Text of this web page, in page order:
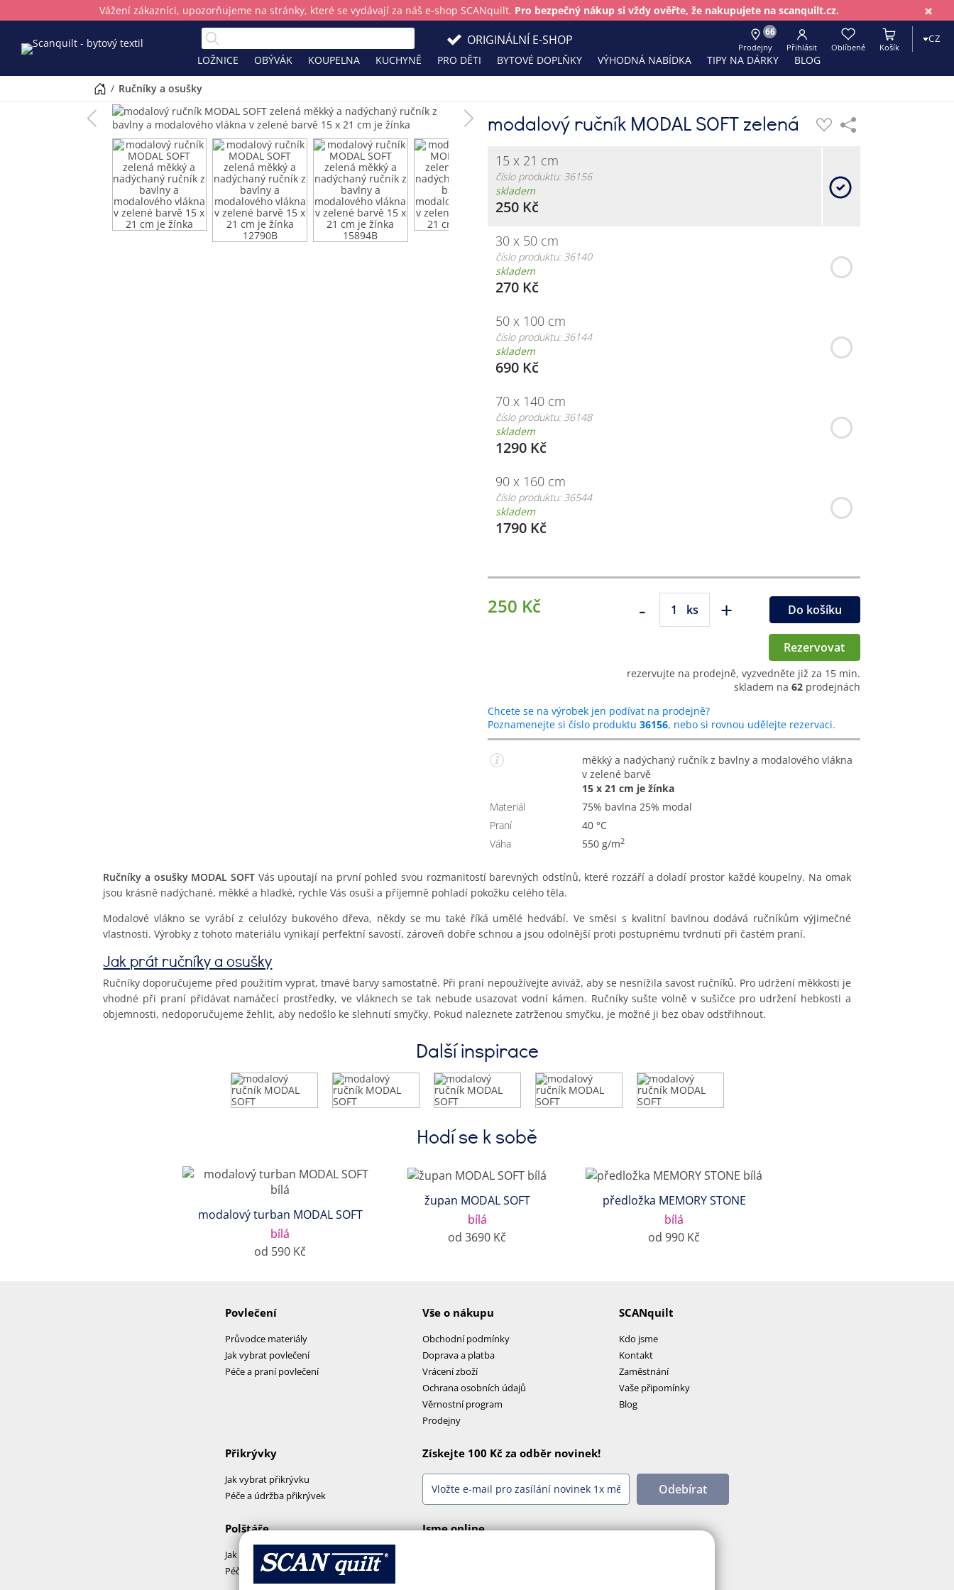
×
Vážení zákazníci, upozorňujeme na stránky, které se vydávají za náš e-shop SCANquilt. Pro bezpečný nákup si vždy ověřte, že nakupujete na scanquilt.cz.
LOŽNICE OBÝVÁK KOUPELNA KUCHYNĚ PRO DĚTI BYTOVÉ DOPLŇKY VÝHODNÁ NABÍDKA TIPY NA DÁRKY BLOG
66
Prodejny Přihlásit Oblíbené Košík
CZ
ORIGINÁLNÍ E-SHOP
/ ručníky a osušky
modalový ručník MODAL SOFT zelená
15 x 21 cm
číslo produktu: 36156
skladem
250 Kč
30 x 50 cm
číslo produktu: 36140
skladem
270 Kč
50 x 100 cm
číslo produktu: 36144
skladem
690 Kč
70 x 140 cm
číslo produktu: 36148
skladem
1290 Kč
90 x 160 cm
číslo produktu: 36544
skladem
1790 Kč
250 Kč - ks + Do košíku
Rezervovat
rezervujte na prodejně, vyzvedněte již za 15 min.
skladem na 62 prodejnách
Chcete se na výrobek jen podívat na prodejně?
Poznamenejte si číslo produktu 36156, nebo si rovnou udělejte rezervaci.
měkký a nadýchaný ručník z bavlny a modalového vlákna
v zelené barvě
15 x 21 cm je žínka
Materiál
75% bavlna 25% modal
Praní
40 °C
Váha
550 g/m2
Ručníky a osušky MODAL SOFT Vás upoutají na první pohled svou rozmanitostí barevných odstínů, které rozzáří a doladí prostor každé koupelny. Na omak
jsou krásně nadýchané, měkké a hladké, rychle Vás osuší a příjemně pohladí pokožku celého těla.
Modalové vlákno se vyrábí z celulózy bukového dřeva, někdy se mu také říká umělé hedvábí. Ve směsi s kvalitní bavlnou dodává ručníkům výjimečné
vlastnosti. Výrobky z tohoto materiálu vynikají perfektní savostí, zároveň dobře schnou a jsou odolnější proti postupnému tvrdnutí při častém praní.
Jak prát ručníky a osušky
Ručníky doporučujeme před použitím vyprat, tmavé barvy samostatně. Při praní nepoužívejte aviváž, aby se nesnížila savost ručníků. Pro udržení měkkosti je
vhodné při praní přidávat namáčecí prostředky, ve vláknech se tak nebude usazovat vodní kámen. Ručníky sušte volně v sušičce pro udržení hebkosti a
objemnosti, nedoporučujeme žehlit, aby nedošlo ke slehnutí smyčky. Pokud naleznete zatrženou smyčku, je možné ji bez obav odstřihnout.
Další inspirace
Hodí se k sobě
modalový turban MODAL SOFT
bílá
od 590 Kč
župan MODAL SOFT
bílá
od 3690 Kč
předložka MEMORY STONE
bílá
od 990 Kč
Povlečení
Průvodce materiály
Jak vybrat povlečení
Péče a praní povlečení
Vše o nákupu
Obchodní podmínky
Doprava a platba
Vrácení zboží
Ochrana osobních údajů
Věrnostní program
Prodejny
SCANquilt
Kdo jsme
Kontakt
Zaměstnání
Vaše připomínky
Blog
Přikrývky
Jak vybrat přikrývku
Péče a údržba přikrývek
Polštáře
Jak vybrat polštář
Péče a praní polštářů
Získejte 100 Kč za odběr novinek!
Odebírat
Jsme online